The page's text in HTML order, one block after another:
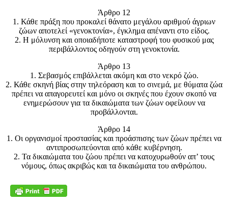
Άρθρο 12
1. Κάθε πράξη που προκαλεί θάνατο μεγάλου αριθμού άγριων
ζώων αποτελεί «γενοκτονία», έγκλημα απέναντι στο είδος.
2. Η μόλυνση και οποιαδήποτε καταστροφή του φυσικού μας
περιβάλλοντος οδηγούν στη γενοκτονία.
Άρθρο 13
1. Σεβασμός επιβάλλεται ακόμη και στο νεκρό ζώο.
2. Κάθε σκηνή βίας στην τηλεόραση και το σινεμά, με θύματα ζώα
πρέπει να απαγορευτεί και μόνο οι σκηνές που έχουν σκοπό να
ενημερώσουν για τα δικαιώματα των ζώων οφείλουν να
προβάλλονται.
Άρθρο 14
1. Οι οργανισμοί προστασίας και προάσπισης των ζώων πρέπει να
αντιπροσωπεύονται από κάθε κυβέρνηση.
2. Τα δικαιώματα του ζώου πρέπει να κατοχυρωθούν απ’ τους
νόμους, όπως ακριβώς και τα δικαιώματα του ανθρώπου.